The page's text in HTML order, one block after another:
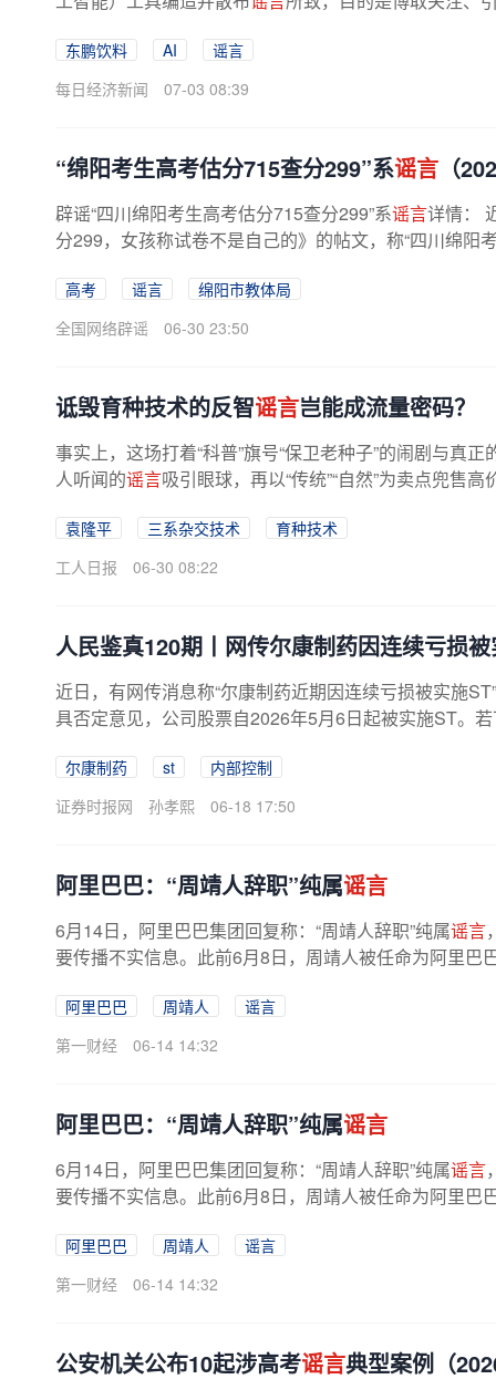
东鹏饮料 AI
谣言
每日经济新闻
07-03 08:39
“绵阳考生高考估分715查分299”系谣言 （
辟谣“四川绵阳考生高考估分715查分299”系谣言详情：
分299，女孩称试卷不是自己的》的帖文，称“四川绵阳
高考 谣言
绵阳市教体局
全国网络辟谣
06-30 23:50
诋毁育种技术的反智谣言岂能成流量密码？
事实上，这场打着“科普”旗号“保卫老种子”的闹剧与
人听闻的谣言吸引眼球，再以“传统”“自然”为卖点兜售
袁隆平 三系杂交技术
育种技术
工人日报
06-30 08:22
人民鉴真120期丨网传尔康制药因连续亏损
近日，有网传消息称“尔康制药近期因连续亏损被实施
具否定意见，公司股票自2026年5月6日起被实施ST。
尔康制药 st
内部控制
证券时报网
孙孝熙 06-18 17:50
阿里巴巴：“周靖人辞职”纯属谣言
6月14日，阿里巴巴集团回复称：“周靖人辞职”纯属谣言
要传播不实信息。此前6月8日，周靖人被任命为阿里巴
阿里巴巴 周靖人
谣言
第一财经
06-14 14:32
阿里巴巴：“周靖人辞职”纯属谣言
6月14日，阿里巴巴集团回复称：“周靖人辞职”纯属谣言
要传播不实信息。此前6月8日，周靖人被任命为阿里巴
阿里巴巴 周靖人
谣言
第一财经
06-14 14:32
公安机关公布10起涉高考谣言典型案例（